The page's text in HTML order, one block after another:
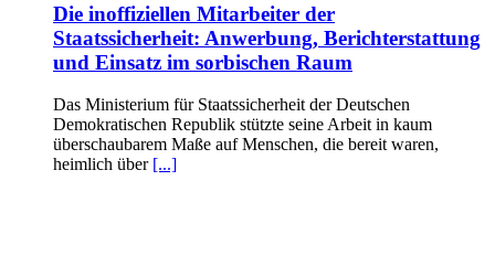
Die inoffiziellen Mitarbeiter der
Staatssicherheit: Anwerbung, Berichterstattung
und Einsatz im sorbischen Raum
Das Ministerium für Staatssicherheit der Deutschen
Demokratischen Republik stützte seine Arbeit in kaum
überschaubarem Maße auf Menschen, die bereit waren,
heimlich über [...]